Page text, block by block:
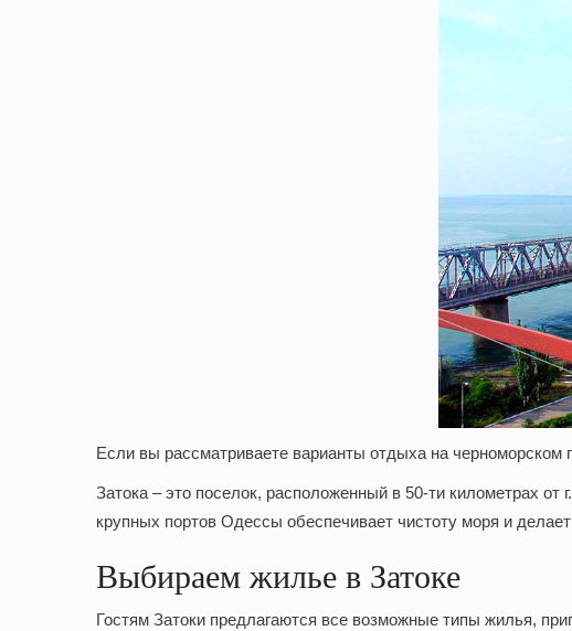
Если вы рассматриваете варианты отдыха на
Затока – это поселок, расположенный в 50-ти километрах
крупных портов Одессы обеспечивает чистоту моря и
Выбираем жилье в Затоке
Гостям Затоки предлагаются все возможные типы жилья,